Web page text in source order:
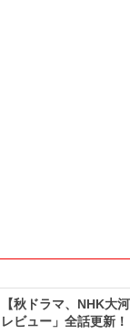
【秋ドラマ、NHK大
レビュー」全話更新！